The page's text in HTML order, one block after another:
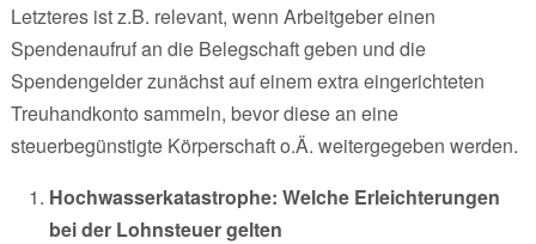
Letzteres ist z.B. relevant, wenn Arbeitgeber einen
Spendenaufruf an die Belegschaft geben und die
Spendengelder zunächst auf einem extra eingerichteten
Treuhandkonto sammeln, bevor diese an eine
steuerbegünstigte Körperschaft o.Ä. weitergegeben werden.
Hochwasserkatastrophe: Welche Erleichterungen
bei der Lohnsteuer gelten